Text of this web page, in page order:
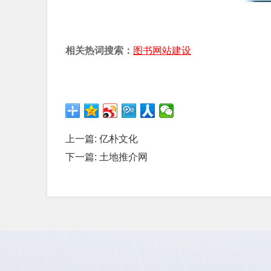
相关热词搜索： 图书网站建设
上一篇: 亿朴文化
下一篇: 土地推介网